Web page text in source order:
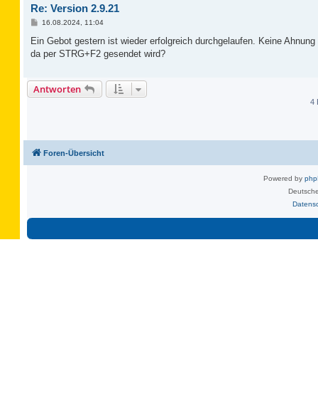
Re: Version 2.9.21
B
i
r
16.08.2024, 11:04
Ein Gebot gestern ist wieder erfolgreich durchgelaufen. Keine
da per STRG+F2 gesendet wird?
Antworten
4
Foren-Übersicht
Powered by